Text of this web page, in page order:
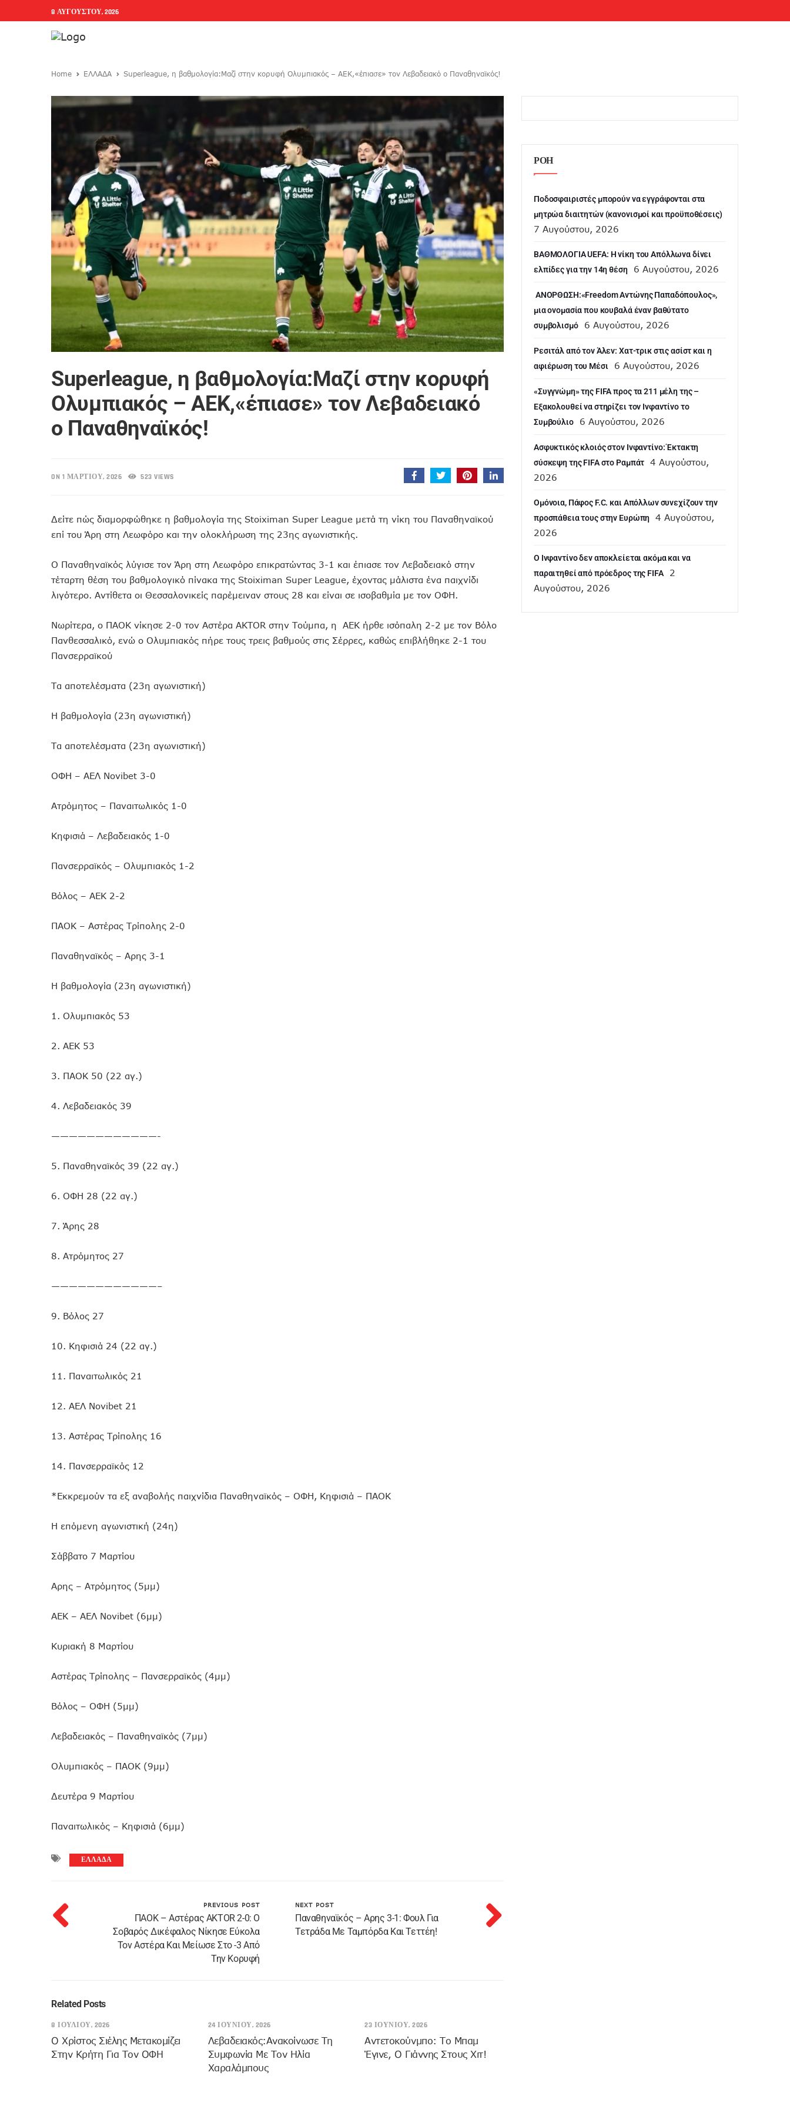
8 ΑΥΓΟΎΣΤΟΥ, 2026
Home ΕΛΛΑΔΑ Superleague, η βαθμολογία:Μαζί στην κορυφή Ολυμπιακός – ΑΕΚ,«έπιασε» τον Λεβαδειακό ο Παναθηναϊκός!
Superleague, η βαθμολογία:Μαζί στην κορυφή
Ολυμπιακός – ΑΕΚ,«έπιασε» τον Λεβαδειακό
ο Παναθηναϊκός!
ON 1 ΜΑΡΤΊΟΥ, 2026 523 VIEWS
Δείτε πώς διαμορφώθηκε η βαθμολογία της Stoiximan Super League μετά τη νίκη του Παναθηναϊκού
επί του Άρη στη Λεωφόρο και την ολοκλήρωση της 23ης αγωνιστικής.
Ο Παναθηναϊκός λύγισε τον Άρη στη Λεωφόρο επικρατώντας 3-1 και έπιασε τον Λεβαδειακό στην
τέταρτη θέση του βαθμολογικό πίνακα της Stoiximan Super League, έχοντας μάλιστα ένα παιχνίδι
λιγότερο. Αντίθετα οι Θεσσαλονικείς παρέμειναν στους 28 και είναι σε ισοβαθμία με τον ΟΦΗ.
Nωρίτερα, ο ΠΑΟΚ νίκησε 2-0 τον Αστέρα AKTOR στην Τούμπα, η ΑΕΚ ήρθε ισόπαλη 2-2 με τον Βόλο
Πανθεσσαλικό, ενώ ο Ολυμπιακός πήρε τους τρεις βαθμούς στις Σέρρες, καθώς επιβλήθηκε 2-1 του
Πανσερραϊκού
Τα αποτελέσματα (23η αγωνιστική)
Η βαθμολογία (23η αγωνιστική)
Τα αποτελέσματα (23η αγωνιστική)
ΟΦΗ – ΑΕΛ Νovibet 3-0
Ατρόμητος – Παναιτωλικός 1-0
Κηφισιά – Λεβαδειακός 1-0
Πανσερραϊκός – Ολυμπιακός 1-2
Βόλος – ΑΕΚ 2-2
ΠΑΟΚ – Αστέρας Τρίπολης 2-0
Παναθηναϊκός – Αρης 3-1
Η βαθμολογία (23η αγωνιστική)
1. Ολυμπιακός 53
2. AEK 53
3. ΠΑΟΚ 50 (22 αγ.)
4. Λεβαδειακός 39
————————————-
5. Παναθηναϊκός 39 (22 αγ.)
6. ΟΦΗ 28 (22 αγ.)
7. Άρης 28
8. Ατρόμητος 27
————————————–
9. Βόλος 27
10. Κηφισιά 24 (22 αγ.)
11. Παναιτωλικός 21
12. ΑΕΛ Novibet 21
13. Αστέρας Τρίπολης 16
14. Πανσερραϊκός 12
*Εκκρεμούν τα εξ αναβολής παιχνίδια Παναθηναϊκός – ΟΦΗ, Κηφισιά – ΠΑΟΚ
H επόμενη αγωνιστική (24η)
Σάββατο 7 Μαρτίου
Αρης – Ατρόμητος (5μμ)
ΑΕΚ – ΑΕΛ Novibet (6μμ)
Κυριακή 8 Μαρτίου
Αστέρας Τρίπολης – Πανσερραϊκός (4μμ)
Βόλος – ΟΦΗ (5μμ)
Λεβαδειακός – Παναθηναϊκός (7μμ)
Ολυμπιακός – ΠΑΟΚ (9μμ)
Δευτέρα 9 Μαρτίου
Παναιτωλικός – Κηφισιά (6μμ)
ΕΛΛΑΔΑ
PREVIOUS POST
ΠΑΟΚ – Αστέρας AKTOR 2-0: Ο
Σοβαρός Δικέφαλος Νίκησε Εύκολα
Τον Αστέρα Και Μείωσε Στο -3 Από
Την Κορυφή
NEXT POST
Παναθηναϊκός – Αρης 3-1: Φουλ Για
Τετράδα Με Ταμπόρδα Και Τεττέη!
Related Posts
8 ΙΟΥΛΊΟΥ, 2026
Ο Χρίστος Σιέλης Μετακομίζει
Στην Κρήτη Για Τον ΟΦΗ
24 ΙΟΥΝΊΟΥ, 2026
Λεβαδειακός:Ανακοίνωσε Τη
Συμφωνία Με Τον Ηλία
Χαραλάμπους
23 ΙΟΥΝΊΟΥ, 2026
Αντετοκούνμπο: Το Μπαμ
Έγινε, Ο Γιάννης Στους Χιτ!
ΡΟΗ
Ποδοσφαιριστές μπορούν να εγγράφονται στα
μητρώα διαιτητών (κανονισμοί και προϋποθέσεις)
7 Αυγούστου, 2026
ΒΑΘΜΟΛΟΓΙΑ UEFA: Η νίκη του Απόλλωνα δίνει
ελπίδες για την 14η θέση
6 Αυγούστου, 2026
ANOΡΘΩΣΗ:«Freedom Αντώνης Παπαδόπουλος»,
μια ονομασία που κουβαλά έναν βαθύτατο
συμβολισμό
6 Αυγούστου, 2026
Ρεσιτάλ από τον Άλεν: Χατ-τρικ στις ασίστ και η
αφιέρωση του Μέσι
6 Αυγούστου, 2026
«Συγγνώμη» της FIFA προς τα 211 μέλη της –
Εξακολουθεί να στηρίζει τον Ινφαντίνο το
Συμβούλιο
6 Αυγούστου, 2026
Ασφυκτικός κλοιός στον Ινφαντίνο: Έκτακτη
σύσκεψη της FIFA στο Ραμπάτ
4 Αυγούστου,
2026
Ομόνοια, Πάφος F.C. και Απόλλων συνεχίζουν την
προσπάθεια τους στην Ευρώπη
4 Αυγούστου,
2026
Ο Ινφαντίνο δεν αποκλείεται ακόμα και να
παραιτηθεί από πρόεδρος της FIFA
2
Αυγούστου, 2026